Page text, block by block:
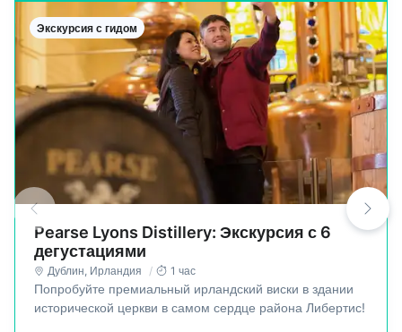
Экскурсия с гидом
Pearse Lyons Distillery: Экскурсия с 6
дегустациями
Дублин Ирландия 1 час
Попробуйте премиальный ирландский виски в здании
исторической церкви в самом сердце района Либертис!